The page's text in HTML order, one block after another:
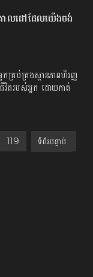
គោលដៅដែលយើងចង់
កគ្រប់គ្រងស្ថានភាពហិរញ្ញ
វិតរបស់អ្នក ដោយកាត់
119 Next